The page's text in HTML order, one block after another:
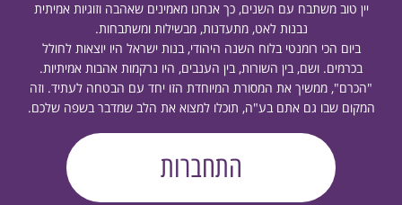
יין טוב משתבח עם השנים, כך אנחנו מאמינים שאהבה וזוגיות אמיתית
נבנות לאט, מתעדנות, מבשילות ומשתבחות.
ביום הכי רומנטי בלוח השנה היהודי, בנות ישראל היו יוצאות לחולל
בכרמים. ושם, בין השורות, בין הענבים, היו נרקמות אהבות אמיתיות.
"הכרם", ממשיך את המסורת המיוחדת הזו יחד עם הבטחה לעתיד. וזה
המקום שבו גם אתם בע"ה, תוכלו למצוא את הלב שמדבר בשפה שלכם.
התחברות